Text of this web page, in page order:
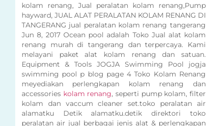
kolam renang, Jual peralatan kolam renang,Pump
hayward, JUAL ALAT PERALATAN KOLAM RENANG DI
TANGERANG jual peralatan kolam renang tangerang
Jun 8, 2017 Ocean pool adalah Toko Jual alat kolam
renang murah di tangerang dan terpercaya. Kami
melayani paket alat kolam renang dan satuan.
Equipment & Tools JOGJA Swimming Pool jogja
swimming pool p blog page 4 Toko Kolam Renang
meyediakan perlengkapan kolam renang dan
accessories kolam renang, seperti pump kolam, filter
kolam dan vaccum cleaner set.toko peralatan air
alamatku Detik alamatku.detik direktori toko
peralatan air jual berbagai jenis alat & perlengkapan